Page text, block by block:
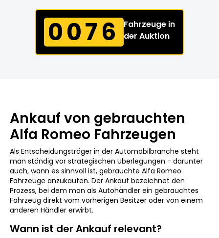
0076
Fahrzeuge in
der Auktion
Ankauf von gebrauchten
Alfa Romeo Fahrzeugen
Als Entscheidungsträger in der Automobilbranche steht
man ständig vor strategischen Überlegungen - darunter
auch, wann es sinnvoll ist, gebrauchte Alfa Romeo
Fahrzeuge anzukaufen. Der Ankauf bezeichnet den
Prozess, bei dem man als Autohändler ein gebrauchtes
Fahrzeug direkt vom vorherigen Besitzer oder von einem
anderen Händler erwirbt.
Wann ist der Ankauf relevant?